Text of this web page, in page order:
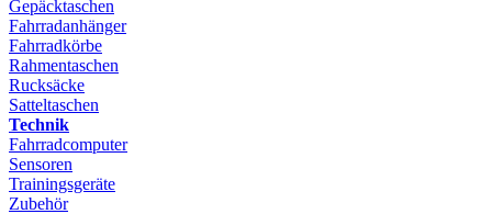
Gepäcktaschen
Fahrradanhänger
Fahrradkörbe
Rahmentaschen
Rucksäcke
Satteltaschen
Technik
Fahrradcomputer
Sensoren
Trainingsgeräte
Zubehör